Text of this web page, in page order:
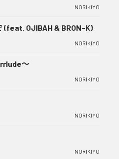
NORIKIYO
(feat. OJIBAH & BRON-K)
NORIKIYO
～
NORIKIYO
NORIKIYO
NORIKIYO